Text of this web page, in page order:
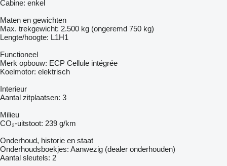
Cabine: enkel
Maten en gewichten
Max. trekgewicht: 2.500 kg (ongeremd 750 kg)
Lengte/hoogte: L1H1
Functioneel
Merk opbouw: ECP Cellule intégrée
Koelmotor: elektrisch
Interieur
Aantal zitplaatsen: 3
Milieu
CO₂-uitstoot: 239 g/km
Onderhoud, historie en staat
Onderhoudsboekjes: Aanwezig (dealer onderhouden)
Aantal sleutels: 2